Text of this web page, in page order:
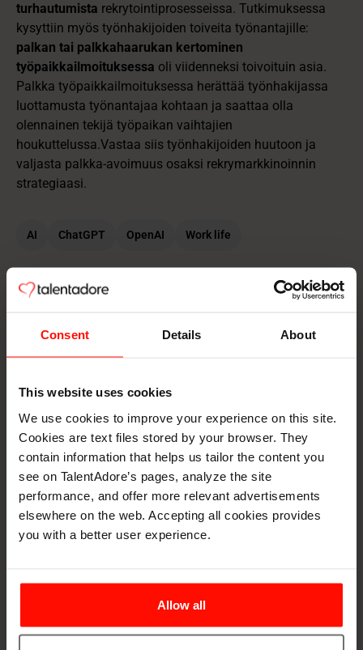
Consent Details About
This website uses cookies
We use cookies to improve your experience on this site.
Cookies are text files stored by your browser. They
contain information that helps us tailor the content you
see on TalentAdore’s pages, analyze the site
performance, and offer more relevant advertisements
elsewhere on the web. Accepting all cookies provides
you with a better user experience.
Allow all
turhautumista rekrytointiprosesseissa. Tutkimuksessa
kysyttiin myös työnhakijoiden toiveita työnantajille:
palkan tai palkkahaarukan kertominen
työpaikkailmoituksessa oli viidenneksi toivoituin asia.
Palkka työpaikkailmoituksessa herättää työnhakijassa
luottamusta työnantajaa kohtaan ja saattaa olla
olennainen tekijä työpaikan vaihtajien
houkuttelussa.Vastaa siis työnhakijoiden huutoon ja
valjasta palkka-avoimuus osaksi rekrymarkkinoinnin
strategiaasi.
AI ChatGPT OpenAI Work life
Janne Malmisaari
viiden vuoden kokemus rekrytoinnista
Resources
More from the content
hub